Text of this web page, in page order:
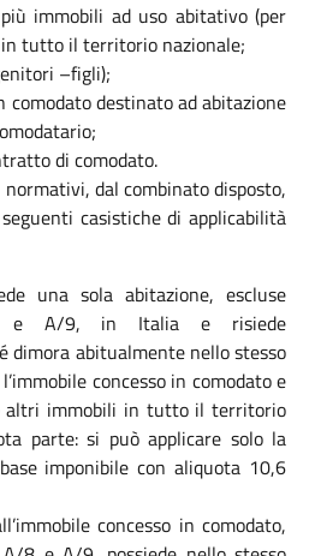
immobili ad uso abitativo (per
tutto il territorio nazionale;
–figli);
comodato destinato ad abitazione
di comodato.
dal combinato disposto,
casistiche di applicabilità
una sola abitazione, escluse
e A/9, in Italia e risiede
dimora abitualmente nello stesso
concesso in comodato e
altri immobili in tutto il territorio
parte: si può applicare solo la
imponibile con aliquota 10,6
concesso in comodato,